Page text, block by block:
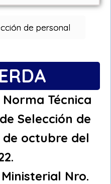
de personal
Técnica
Selección de
octubre del
Nro.